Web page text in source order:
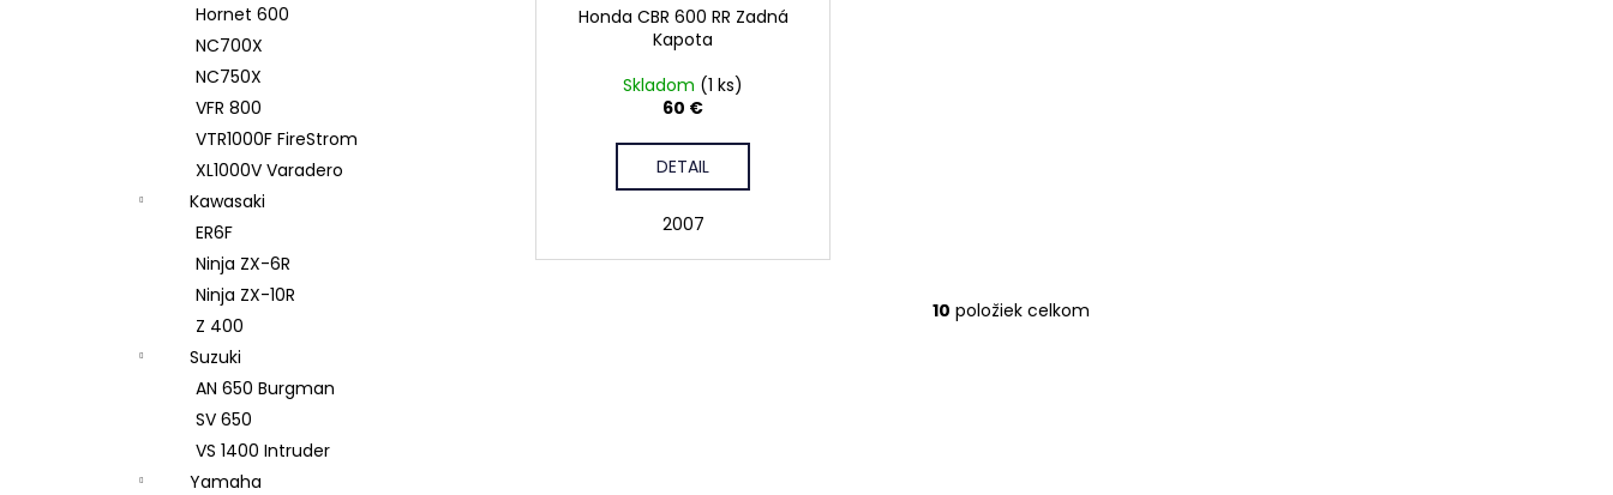
Hornet 600
NC700X
NC750X
VFR 800
VTR1000F FireStrom
XL1000V Varadero
Kawasaki
ER6F
Ninja ZX-6R
Ninja ZX-10R
Z 400
Suzuki
AN 650 Burgman
SV 650
VS 1400 Intruder
Yamaha
Honda CBR 600 RR Zadná
Kapota
Skladom (1 ks)
60 €
DETAIL
2007
O
10 položiek celkom